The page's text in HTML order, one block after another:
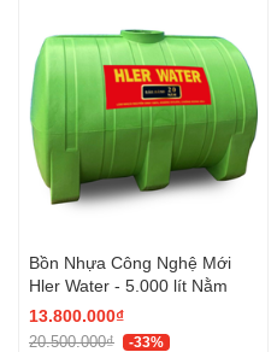
Bồn Nhựa Công Nghệ Mới
Hler Water - 5.000 lít Nằm
13.800.000₫
20.500.000₫ -33%